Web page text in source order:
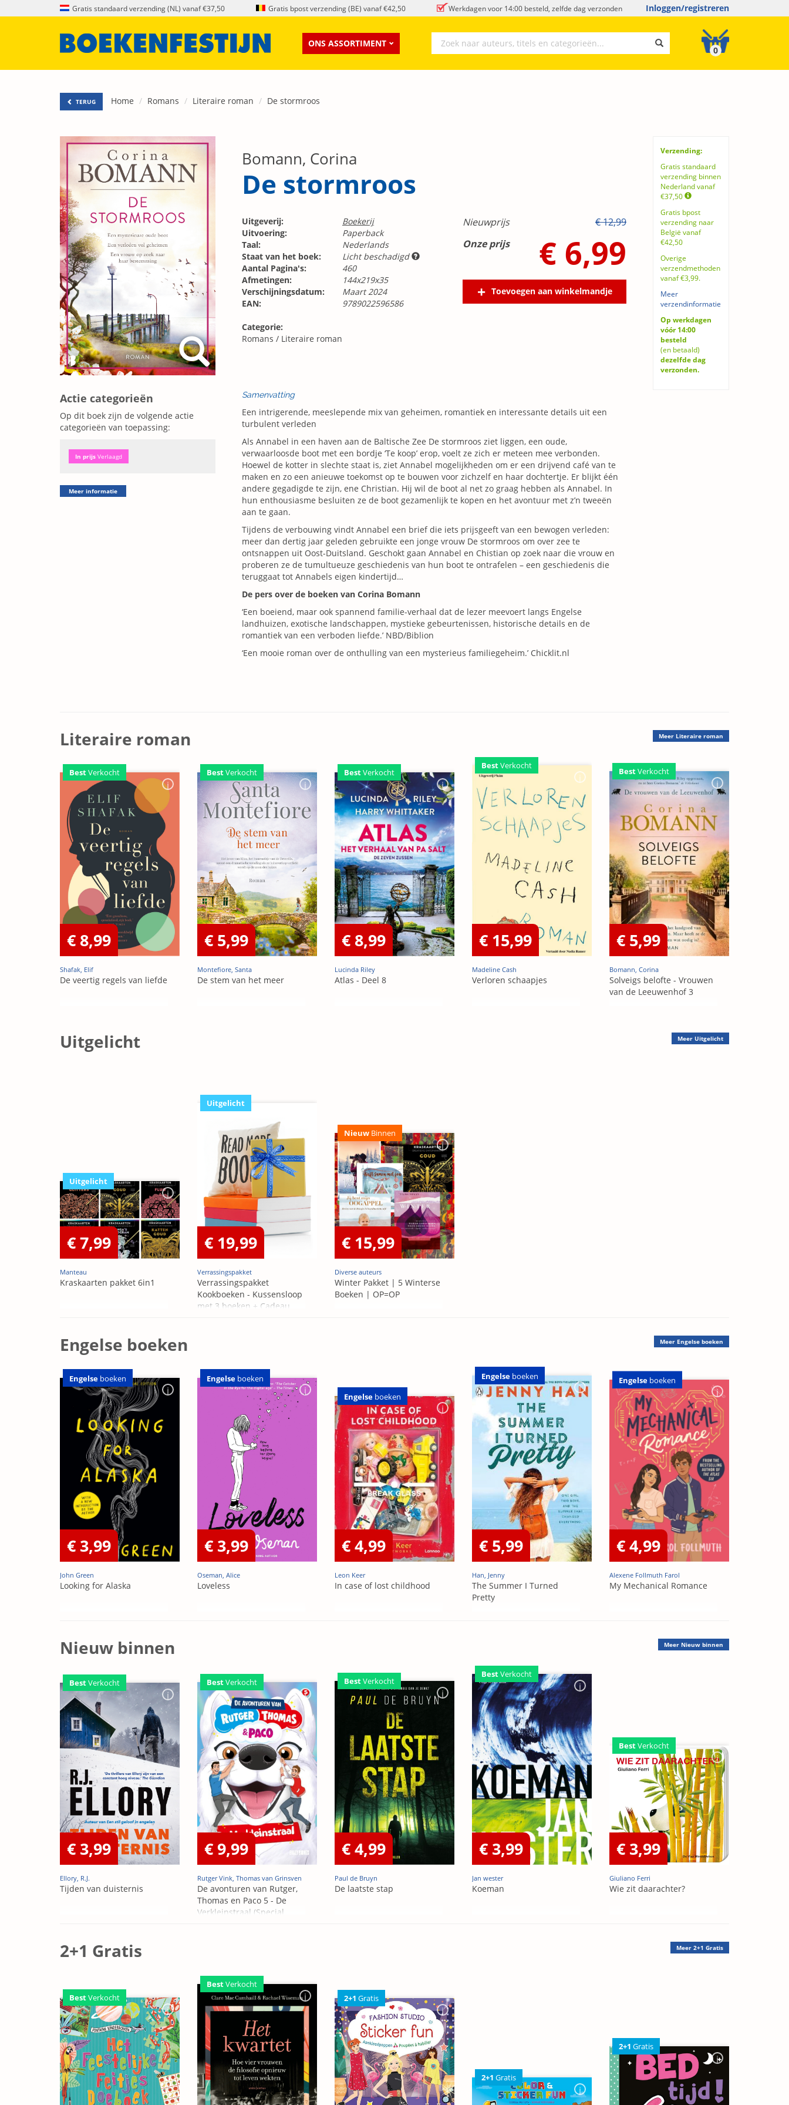
Gratis standaard verzending (NL) vanaf €37,50 Gratis bpost verzending (BE) vanaf €42,50 Werkdagen voor 14:00 besteld, zelfde dag verzonden Inloggen/registreren
ONS ASSORTIMENT
0
TERUG Home Romans Literaire roman De stormroos
Actie categorieën
Op dit boek zijn de volgende actie
categorieën van toepassing:
In prijs Verlaagd
Meer informatie
Verzending:
Gratis standaard
verzending binnen
Nederland vanaf
€37,50
Gratis bpost
verzending naar
België vanaf
€42,50
Overige
verzendmethoden
vanaf €3,99.
Meer
verzendinformatie
Op werkdagen
vóór 14:00
besteld
(en betaald)
dezelfde dag
verzonden.
Bomann, Corina
De stormroos
Uitgeverij:
Boekerij
Uitvoering:
Paperback
Taal:
Nederlands
Staat van het boek:
Licht beschadigd
Aantal Pagina's:
460
Afmetingen:
144x219x35
Verschijningsdatum:
Maart 2024
EAN:
9789022596586
Nieuwprijs
€ 12,99
Onze prijs
€ 6,99
Toevoegen aan winkelmandje
Categorie:
Romans / Literaire roman
Samenvatting
Een intrigerende, meeslepende mix van geheimen, romantiek en interessante details uit een
turbulent verleden
Als Annabel in een haven aan de Baltische Zee De stormroos ziet liggen, een oude,
verwaarloosde boot met een bordje ‘Te koop’ erop, voelt ze zich er meteen mee verbonden.
Hoewel de kotter in slechte staat is, ziet Annabel mogelijkheden om er een drijvend café van te
maken en zo een anieuwe toekomst op te bouwen voor zichzelf en haar dochtertje. Er blijkt één
andere gegadigde te zijn, ene Christian. Hij wil de boot al net zo graag hebben als Annabel. In
hun enthousiasme besluiten ze de boot gezamenlijk te kopen en het avontuur met z’n tweeën
aan te gaan.
Tijdens de verbouwing vindt Annabel een brief die iets prijsgeeft van een bewogen verleden:
meer dan dertig jaar geleden gebruikte een jonge vrouw De stormroos om over zee te
ontsnappen uit Oost-Duitsland. Geschokt gaan Annabel en Chistian op zoek naar die vrouw en
proberen ze de tumultueuze geschiedenis van hun boot te ontrafelen – een geschiedenis die
teruggaat tot Annabels eigen kindertijd…
De pers over de boeken van Corina Bomann
‘Een boeiend, maar ook spannend familie-verhaal dat de lezer meevoert langs Engelse
landhuizen, exotische landschappen, mystieke gebeurtenissen, historische details en de
romantiek van een verboden liefde.’ NBD/Biblion
‘Een mooie roman over de onthulling van een mysterieus familiegeheim.’ Chicklit.nl
Literaire roman Meer Literaire roman
BestVerkocht
€ 8,99
Shafak, Elif
De veertig regels van liefde
BestVerkocht
€ 5,99
Montefiore, Santa
De stem van het meer
BestVerkocht
€ 8,99
Lucinda Riley
Atlas - Deel 8
BestVerkocht
€ 15,99
Madeline Cash
Verloren schaapjes
BestVerkocht
€ 5,99
Bomann, Corina
Solveigs belofte - Vrouwen
van de Leeuwenhof 3
Uitgelicht Meer Uitgelicht
Uitgelicht
€ 7,99
Manteau
Kraskaarten pakket 6in1
Uitgelicht
€ 19,99
Verrassingspakket
Verrassingspakket
Kookboeken - Kussensloop
met 3 boeken + Cadeau
Nieuw Binnen
€ 15,99
Diverse auteurs
Winter Pakket | 5 Winterse
Boeken | OP=OP
Engelse boeken Meer Engelse boeken
Engelse boeken
€ 3,99
John Green
Looking for Alaska
Engelse boeken
€ 3,99
Oseman, Alice
Loveless
Engelse boeken
€ 4,99
Leon Keer
In case of lost childhood
Engelse boeken
€ 5,99
Han, Jenny
The Summer I Turned
Pretty
Engelse boeken
€ 4,99
Alexene Follmuth Farol
My Mechanical Romance
Nieuw binnen Meer Nieuw binnen
BestVerkocht
€ 3,99
Ellory, R.J.
Tijden van duisternis
BestVerkocht
€ 9,99
Rutger Vink, Thomas van Grinsven
De avonturen van Rutger,
Thomas en Paco 5 - De
Verkleinstraal (Special
BestVerkocht
€ 4,99
Paul de Bruyn
De laatste stap
BestVerkocht
€ 3,99
Jan wester
Koeman
BestVerkocht
€ 3,99
Giuliano Ferri
Wie zit daarachter?
2+1 Gratis Meer 2+1 Gratis
BestVerkocht
BestVerkocht
2+1 Gratis
2+1 Gratis
2+1 Gratis